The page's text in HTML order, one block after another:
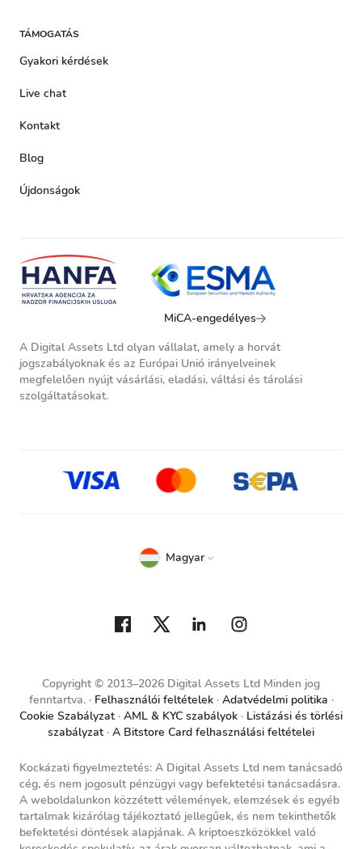
TÁMOGATÁS
Gyakori kérdések
Live chat
Kontakt
Blog
Újdonságok
MiCA-engedélyes
A Digital Assets Ltd olyan vállalat, amely a horvát
jogszabályoknak és az Európai Unió irányelveinek
megfelelően nyújt vásárlási, eladási, váltási és tárolási
szolgáltatásokat.
Copyright © 2013–2026 Digital Assets Ltd Minden jog
fenntartva.
Felhasználói feltételek
Adatvédelmi politika
Cookie Szabályzat AML & KYC szabályok
Listázási és törlési
szabályzat A Bitstore Card felhasználási feltételei
Magyar
Kockázati figyelmeztetés: A Digital Assets Ltd nem tanácsadó
cég, és nem jogosult pénzügyi vagy befektetési tanácsadásra.
A weboldalunkon közzétett vélemények, elemzések és egyéb
tartalmak kizárólag tájékoztató jellegűek, és nem tekinthetők
befektetési döntések alapjának. A kriptoeszközökkel való